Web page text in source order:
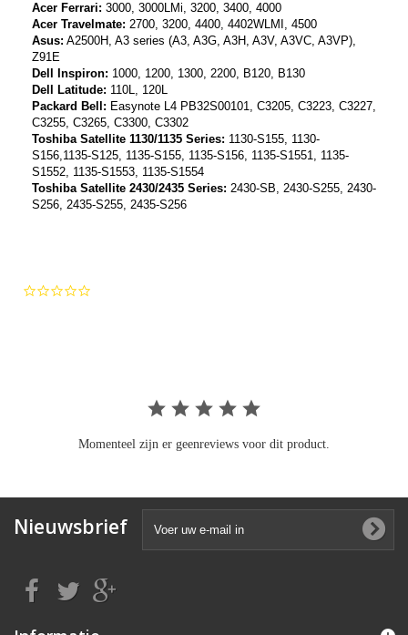
Acer Ferrari: 3000, 3000LMi, 3200, 3400, 4000
Acer Travelmate: 2700, 3200, 4400, 4402WLMI, 4500
Asus: A2500H, A3 series (A3, A3G, A3H, A3V, A3VC, A3VP),
Z91E
Dell Inspiron: 1000, 1200, 1300, 2200, B120, B130
Dell Latitude: 110L, 120L
Packard Bell: Easynote L4 PB32S00101, C3205, C3223, C3227,
C3255, C3265, C3300, C3302
Toshiba Satellite 1130/1135 Series: 1130-S155, 1130-
S156,1135-S125, 1135-S155, 1135-S156, 1135-S1551, 1135-
S1552, 1135-S1553, 1135-S1554
Toshiba Satellite 2430/2435 Series: 2430-SB, 2430-S255, 2430-
S256, 2435-S255, 2435-S256
Momenteel zijn er geenreviews voor dit product.
Nieuwsbrief